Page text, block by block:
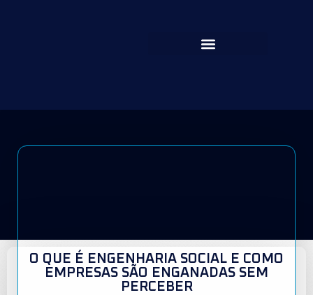
O QUE É ENGENHARIA SOCIAL E COMO
EMPRESAS SÃO ENGANADAS SEM
PERCEBER